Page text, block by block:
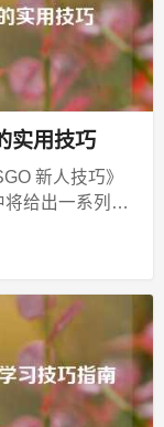
实用技巧
新人技巧》
给出一系列具